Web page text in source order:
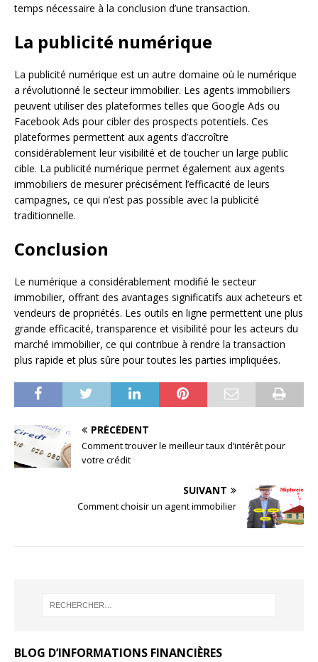
temps nécessaire à la conclusion d’une transaction.
La publicité numérique
La publicité numérique est un autre domaine où le numérique
a révolutionné le secteur immobilier. Les agents immobiliers
peuvent utiliser des plateformes telles que Google Ads ou
Facebook Ads pour cibler des prospects potentiels. Ces
plateformes permettent aux agents d’accroître
considérablement leur visibilité et de toucher un large public
cible. La publicité numérique permet également aux agents
immobiliers de mesurer précisément l’efficacité de leurs
campagnes, ce qui n’est pas possible avec la publicité
traditionnelle.
Conclusion
Le numérique a considérablement modifié le secteur
immobilier, offrant des avantages significatifs aux acheteurs et
vendeurs de propriétés. Les outils en ligne permettent une plus
grande efficacité, transparence et visibilité pour les acteurs du
marché immobilier, ce qui contribue à rendre la transaction
plus rapide et plus sûre pour toutes les parties impliquées.
PRÉCÉDENT
Comment trouver le meilleur taux d’intérêt pour
votre crédit
SUIVANT
Comment choisir un agent immobilier
BLOG D’INFORMATIONS FINANCIÈRES